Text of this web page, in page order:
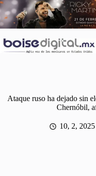
Saltar
al
contenido
Ataque ruso ha dejado sin
Chernóbil,
10, 2, 2025